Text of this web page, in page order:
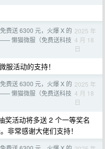
费送 6300 元，火爆 X 的
懒猫微服（免费送科技
2025 年
4 月 18
日
服活动的支持！
费送 6300 元，火爆 X 的
懒猫微服（免费送科技
2025 年
4 月 18
日
奖活动将多送 2 个一等奖名
非常感谢大佬们支持！